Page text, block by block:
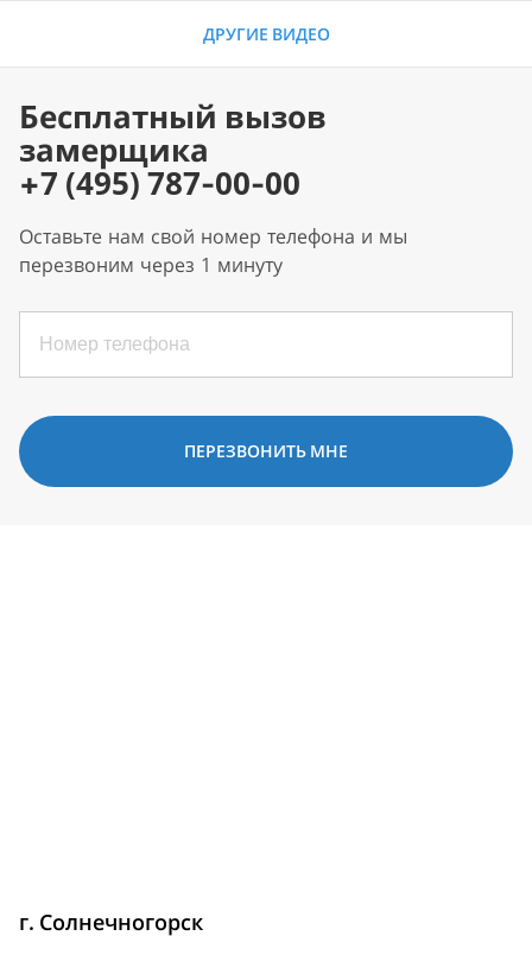
ДРУГИЕ ВИДЕО
Бесплатный вызов
замерщика
+7 (495) 787-00-00
Оставьте нам свой номер телефона и мы
перезвоним через 1 минуту
ПЕРЕЗВОНИТЬ МНЕ
г. Солнечногорск